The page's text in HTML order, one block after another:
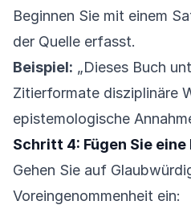
Beginnen Sie mit einem
der Quelle erfasst.
Beispiel: „Dieses Buch
Zitierformate disziplinäre
epistemologische
Schritt 4: Fügen Sie
Gehen Sie auf
Voreingenommenheit ein: